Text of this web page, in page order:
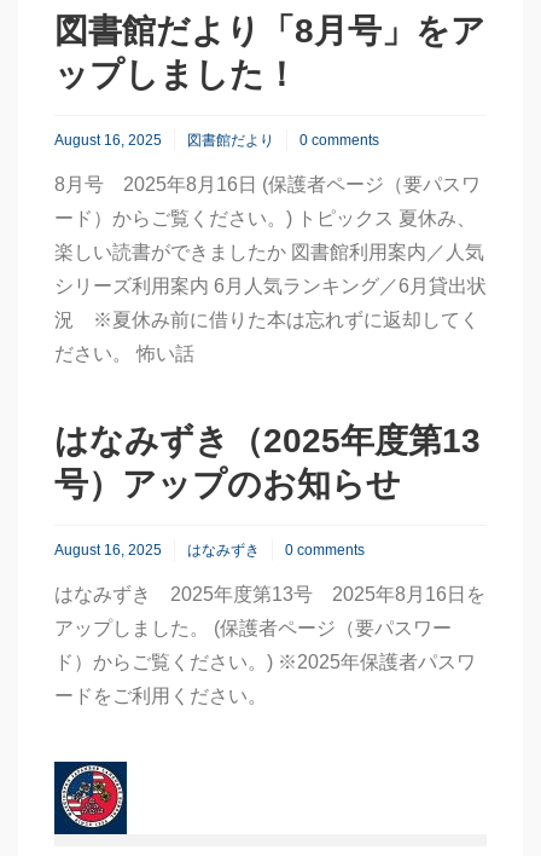
図書館だより「8月号」をア
ップしました！
August 16, 2025 図書館だより 0 comments
8月号 2025年8月16日 (保護者ページ（要パスワ
ード）からご覧ください。) トピックス 夏休み、
楽しい読書ができましたか 図書館利用案内／人気
シリーズ利用案内 6月人気ランキング／6月貸出状
況 ※夏休み前に借りた本は忘れずに返却してく
ださい。 怖い話
はなみずき（2025年度第13
号）アップのお知らせ
August 16, 2025 はなみずき 0 comments
はなみずき 2025年度第13号 2025年8月16日を
アップしました。 (保護者ページ（要パスワー
ド）からご覧ください。) ※2025年保護者パスワ
ードをご利用ください。